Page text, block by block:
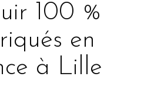
100 %
en
à Lille